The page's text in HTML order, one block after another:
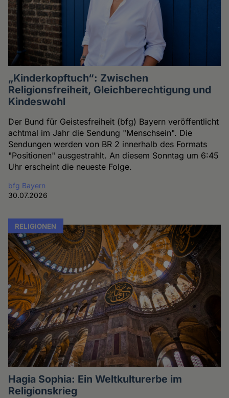
„Kinderkopftuch“: Zwischen
Religionsfreiheit, Gleichberechtigung und
Kindeswohl
Der Bund für Geistesfreiheit (bfg) Bayern veröffentlicht
achtmal im Jahr die Sendung "Menschsein". Die
Sendungen werden von BR 2 innerhalb des Formats
"Positionen" ausgestrahlt. An diesem Sonntag um 6:45
Uhr erscheint die neueste Folge.
bfg Bayern
30.07.2026
RELIGIONEN
Hagia Sophia: Ein Weltkulturerbe im
Religionskrieg